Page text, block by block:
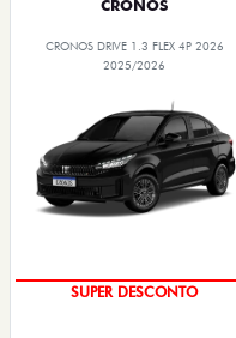
CRONOS
CRONOS DRIVE 1.3 FLEX 4P 2026
2025/2026